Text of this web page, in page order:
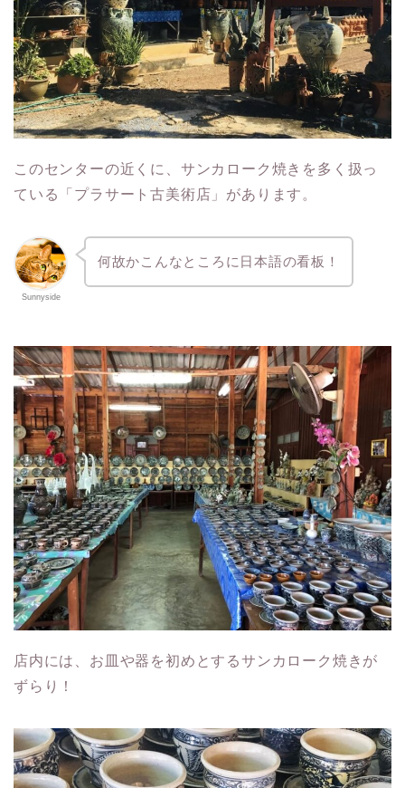
このセンターの近くに、サンカローク焼きを多く扱っ
ている「プラサート古美術店」があります。
Sunnyside
何故かこんなところに日本語の看板！
店内には、お皿や器を初めとするサンカローク焼きが
ずらり！